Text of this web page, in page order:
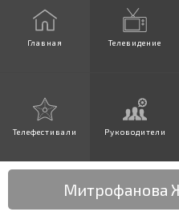
Главная Телевидение
Телефестивали Руководители
Митрофанова